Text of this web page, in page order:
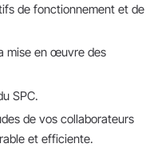
de fonctionnement et de
mise en œuvre des
SPC.
de vos collaborateurs
et efficiente.